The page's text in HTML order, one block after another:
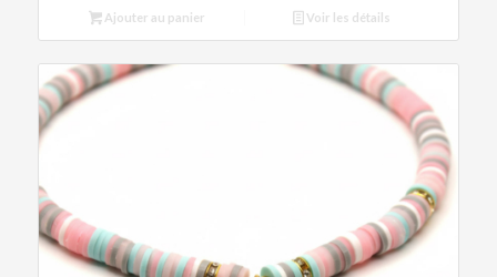
Ajouter au panier Voir les détails